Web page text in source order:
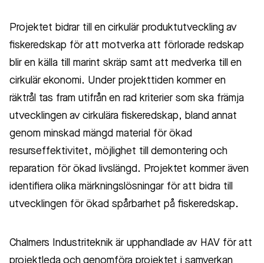
Projektet bidrar till en cirkulär produktutveckling av
fiskeredskap för att motverka att förlorade redskap
blir en källa till marint skräp samt att medverka till en
cirkulär ekonomi. Under projekttiden kommer en
räktrål tas fram utifrån en rad kriterier som ska främja
utvecklingen av cirkulära fiskeredskap, bland annat
genom minskad mängd material för ökad
resurseffektivitet, möjlighet till demontering och
reparation för ökad livslängd. Projektet kommer även
identifiera olika märkningslösningar för att bidra till
utvecklingen för ökad spårbarhet på fiskeredskap.
Chalmers Industriteknik är upphandlade av HAV för att
projektleda och genomföra projektet i samverkan